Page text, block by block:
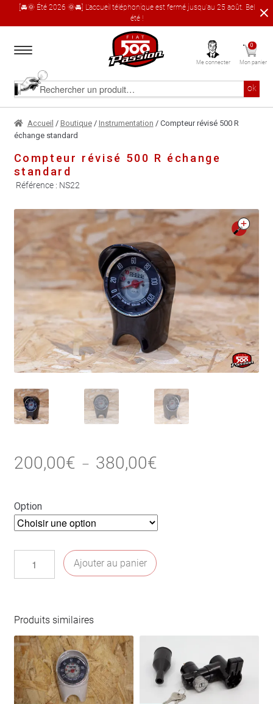
[🚘🌞 Été 2026 🌞🚘] L'accueil téléphonique est fermé jusqu'au 25 août. Bel
été !
à
navigation
au
contenu
Rechercher
produit
ok
Accueil
Le catalogue produit
À propos
Garages partenaires
Contact
Me connecter
0
Mon panier
Accueil / Boutique/ Instrumentation / Compteur révisé 500 R
échange standard
Compteur révisé 500 R échange
standard
Référence : NS22
🔍
200,00€ – 380,00€
200,00€
380,00€
Option
500
R
échange
standard
Ajouter au panier
Produits similaires